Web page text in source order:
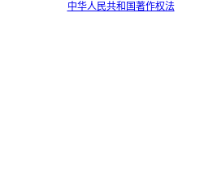
中华人民共和国著作权法